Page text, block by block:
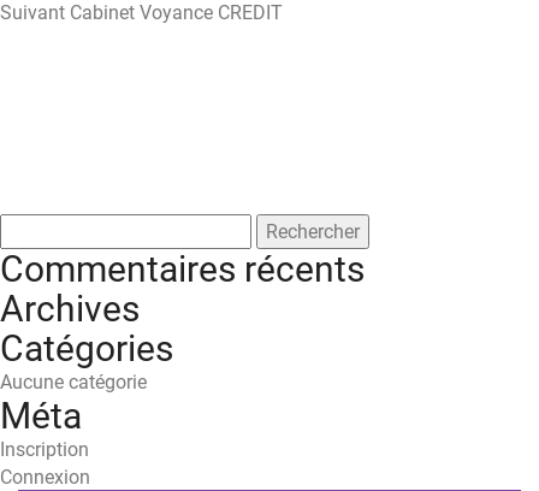
Article
Suivant Cabinet Voyance CREDIT
Commentaires récents
Archives
Catégories
Aucune catégorie
Méta
Inscription
Connexion